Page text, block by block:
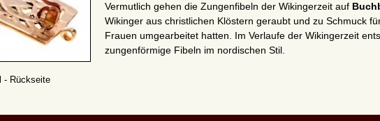
- Rückseite
Vermutlich gehen die Zungenfibeln der Wikingerzeit auf
Wikinger aus christlichen Klöstern geraubt und zu Schmuck
Frauen umgearbeitet hatten. Im Verlaufe der Wikingerzeit
zungenförmige Fibeln im nordischen Stil.